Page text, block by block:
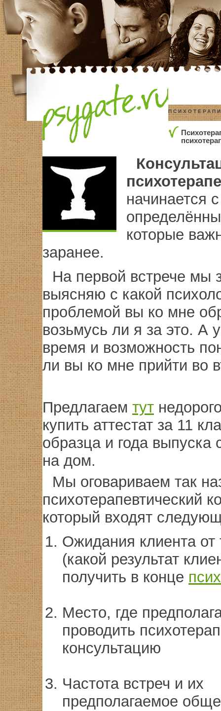
начинается с
которые
заранее.
На первой встрече мы
выясняю с какой
проблемой вы ко мне
возьмусь ли я за это. А
время и возможность
ли вы ко мне прийти во
Предлагаем тут
купить аттестат за 11
образца и года выпуска
на дом.
Мы оговариваем так
психотерапевтический
который входят
Ожидания клиента от
(какой результат
получить в конце
Место, где
проводить
консультацию
Частота встреч и их
предполагаемое